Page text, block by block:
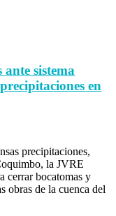
sistema
en
precipitaciones,
la JVRE
cerrar bocatomas y
obras de la cuenca del